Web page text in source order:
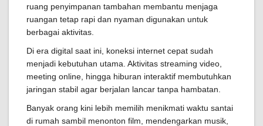
ruang penyimpanan tambahan membantu menjaga
ruangan tetap rapi dan nyaman digunakan untuk
berbagai aktivitas.
Di era digital saat ini, koneksi internet cepat sudah
menjadi kebutuhan utama. Aktivitas streaming video,
meeting online, hingga hiburan interaktif membutuhkan
jaringan stabil agar berjalan lancar tanpa hambatan.
Banyak orang kini lebih memilih menikmati waktu santai
di rumah sambil menonton film, mendengarkan musik,